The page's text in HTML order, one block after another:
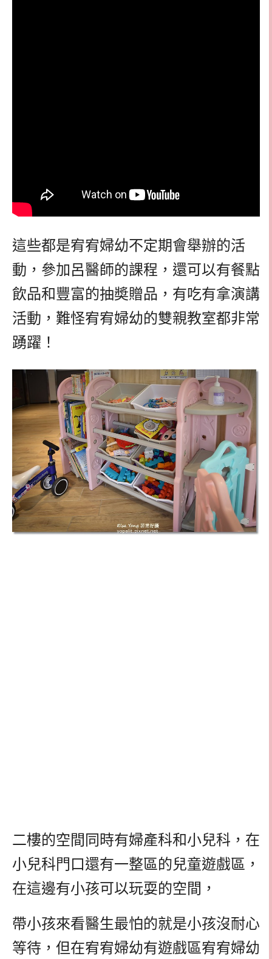
這些都是宥宥婦幼不定期會舉辦的活
動，參加呂醫師的課程，還可以有餐點
飲品和豐富的抽奬贈品，有吃有拿演講
活動，難怪宥宥婦幼的雙親教室都非常
踴躍！
二樓的空間同時有婦產科和小兒科，在
小兒科門口還有一整區的兒童遊戲區，
在這邊有小孩可以玩耍的空間，
帶小孩來看醫生最怕的就是小孩沒耐心
等待，但在宥宥婦幼有遊戲區宥宥婦幼